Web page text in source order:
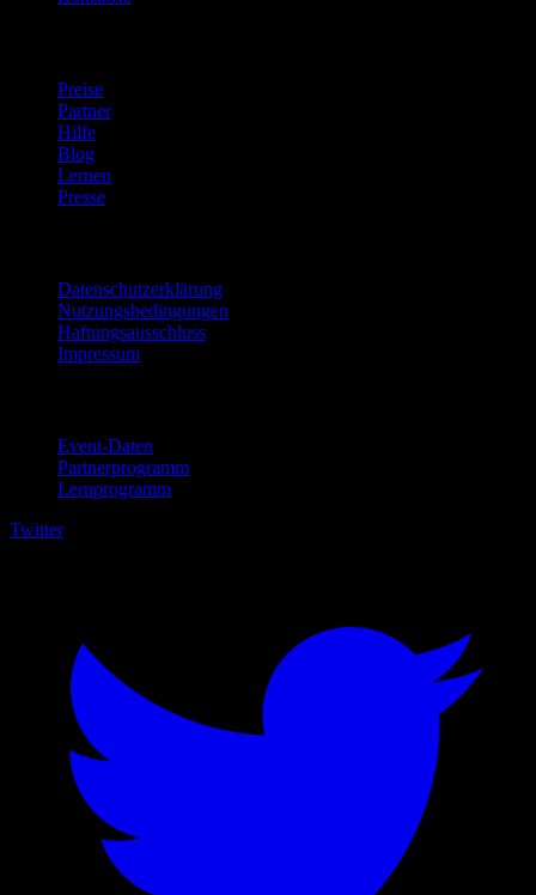
Preise
Partner
Hilfe
Blog
Lernen
Presse
Datenschutzerklärung
Nutzungsbedingungen
Haftungsausschluss
Impressum
Event-Daten
Partnerprogramm
Lernprogramm
Twitter